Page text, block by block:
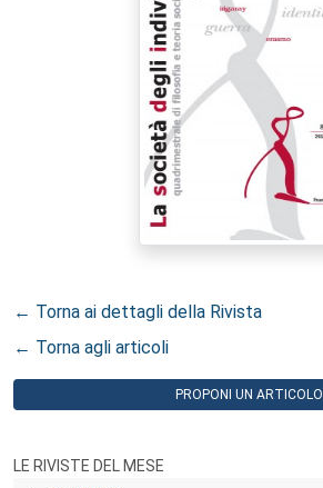
← Torna ai dettagli della Rivista
← Torna agli articoli
PROPONI UN ARTICOLO
LE RIVISTE DEL MESE